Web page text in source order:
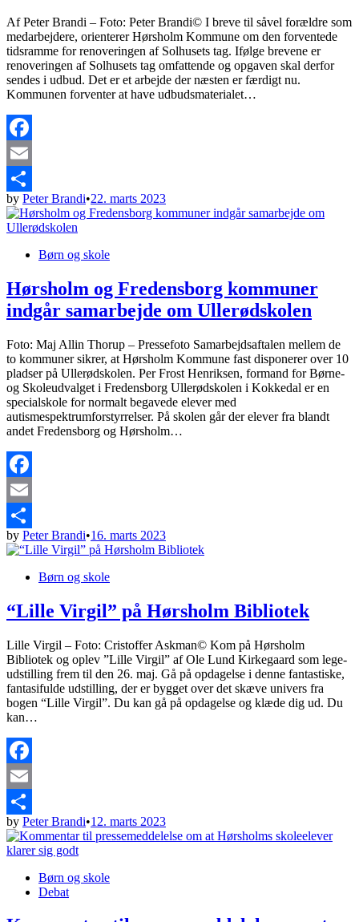
Af Peter Brandi – Foto: Peter Brandi© I breve til såvel forældre som
medarbejdere, orienterer Hørsholm Kommune om den forventede
tidsramme for renoveringen af Solhusets tag. Ifølge brevene er
renoveringen af Solhusets tag omfattende og opgaven skal derfor
sendes i udbud. Det er et arbejde der næsten er færdigt nu.
Kommunen forventer at have udbudsmaterialet…
Facebook
Email
Share
by Peter Brandi•22. marts 2023
PostedBørn og skole
Hørsholm og Fredensborg kommuner
indgår samarbejde om Ullerødskolen
Foto: Maj Allin Thorup – Pressefoto Samarbejdsaftalen mellem de
to kommuner sikrer, at Hørsholm Kommune fast disponerer over 10
pladser på Ullerødskolen. Per Frost Henriksen, formand for Børne-
og Skoleudvalget i Fredensborg Ullerødskolen i Kokkedal er en
specialskole for normalt begavede elever med
autismespektrumforstyrrelser. På skolen går der elever fra blandt
andet Fredensborg og Hørsholm…
Facebook
Email
Share
by Peter Brandi•16. marts 2023
PostedBørn og skole
“Lille Virgil” på Hørsholm Bibliotek
Lille Virgil – Foto: Cristoffer Askman© Kom på Hørsholm
Bibliotek og oplev ”Lille Virgil” af Ole Lund Kirkegaard som lege-
udstilling frem til den 26. maj. Gå på opdagelse i denne fantastiske,
fantasifulde udstilling, der er bygget over det skæve univers fra
bogen “Lille Virgil”. Du kan gå på opdagelse og klæde dig ud. Du
kan…
Facebook
Email
Share
by Peter Brandi•12. marts 2023
PostedBørn og skole
Debat